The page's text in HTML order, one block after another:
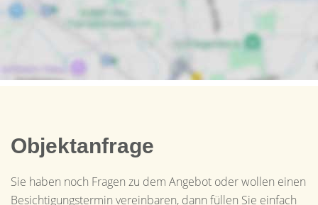
Objektanfrage
Sie haben noch Fragen zu dem Angebot oder wollen einen
Besichtigungstermin vereinbaren, dann füllen Sie einfach